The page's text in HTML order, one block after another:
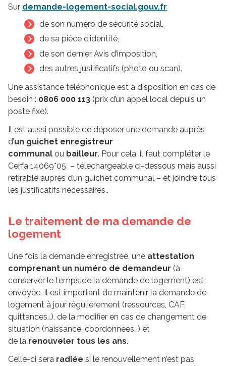
Sur demande-logement-social.gouv.fr
de son numéro de sécurité social,
de sa pièce d’identité,
de son dernier Avis d’imposition,
des autres justificatifs (photo ou scan).
Une assistance téléphonique est à disposition en cas de
besoin : 0806 000 113 (prix d’un appel local depuis un
poste fixe).
Il est aussi possible de déposer une demande auprès
d’un guichet enregistreur
communal ou bailleur. Pour cela, il faut compléter le
Cerfa 14069*05 – téléchargeable ci-dessous mais aussi
retirable auprès d’un guichet communal – et joindre tous
les justificatifs nécessaires..
Le traitement de ma demande de
logement
Une fois la demande enregistrée, une attestation
comprenant un numéro de demandeur (à
conserver le temps de la demande de logement) est
envoyée. Il est important de maintenir la demande de
logement à jour régulièrement (ressources, CAF,
quittances…), de la modifier en cas de changement de
situation (naissance, coordonnées…) et
de la renouveler tous les ans.
Celle-ci sera radiée si le renouvellement n’est pas